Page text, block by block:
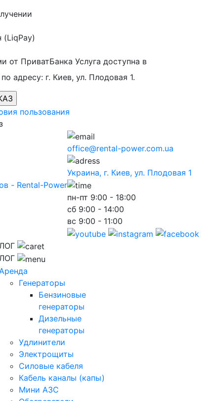
(LiqPay)
от ПриватБанка Услуга доступна в
адресу: г. Киев, ул. Плодовая 1.
пользования
office@rental-power.com.ua
Украина, г. Киев, ул. Плодовая 1
пн-пт 9:00 - 18:00
сб 9:00 - 14:00
вс 9:00 - 11:00
Аренда
Генераторы
Бензиновые
генераторы
Дизельные
генераторы
Удлинители
Электрощиты
Силовые кабеля
Кабель каналы (капы)
Мини АЗС